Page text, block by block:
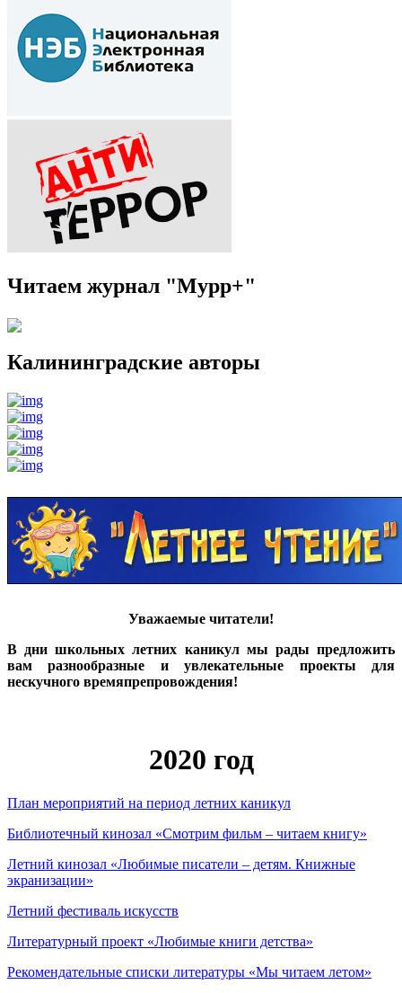
Читаем журнал "Мурр+"
Калининградские авторы
Уважаемые читатели!
В дни школьных летних каникул мы рады предложить
вам разнообразные и увлекательные проекты для
нескучного времяпрепровождения!
2020 год
План мероприятий на период летних каникул
Библиотечный кинозал «Смотрим фильм – читаем книгу»
Летний кинозал «Любимые писатели – детям. Книжные
экранизации»
Летний фестиваль искусств
Литературный проект «Любимые книги детства»
Рекомендательные списки литературы «Мы читаем летом»